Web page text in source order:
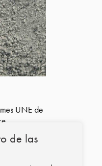
de las
UNE de